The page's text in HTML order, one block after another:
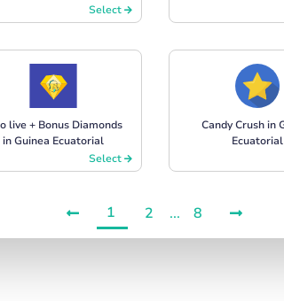
Select
live + Bonus Diamonds
in Guinea Ecuatorial
Select
Candy Crush in
Ecuatorial
1 2 ... 8